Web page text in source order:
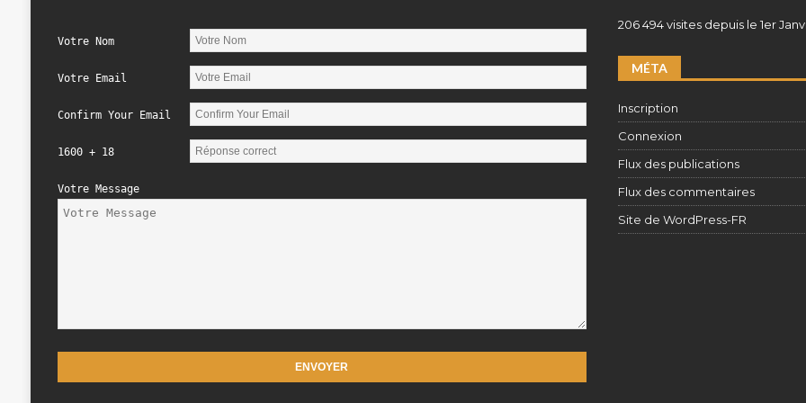
Votre Nom
Votre Email
Confirm Your Email
1600 + 18
Votre Message
206 494 visites depuis le 1er
MÉTA
Inscription
Connexion
Flux des publications
Flux des commentaires
Site de WordPress-FR